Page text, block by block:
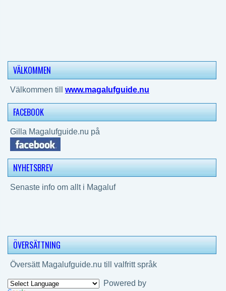
VÄLKOMMEN
Välkommen till www.magalufguide.nu
FACEBOOK
Gilla Magalufguide.nu på
NYHETSBREV
Senaste info om allt i Magaluf
ÖVERSÄTTNING
Översätt Magalufguide.nu till valfritt språk
Powered by